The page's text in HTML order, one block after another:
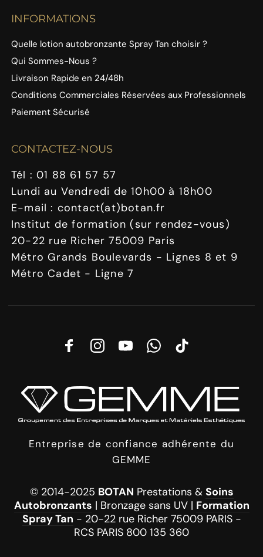
INFORMATIONS
Quelle lotion autobronzante Spray Tan choisir ?
Qui Sommes-Nous ?
Livraison Rapide en 24/48h
Conditions Commerciales Réservées aux Professionnels
Paiement Sécurisé
CONTACTEZ-NOUS
Tél : 01 88 61 57 57
Lundi au Vendredi de 10h00 à 18h00
E-mail : contact(at)botan.fr
Institut de formation (sur rendez-vous)
20-22 rue Richer 75009 Paris
Métro Grands Boulevards - Lignes 8 et 9
Métro Cadet - Ligne 7
Entreprise de confiance adhérente du
GEMME
© 2014-2025 BOTAN Prestations & Soins
Autobronzants | Bronzage sans UV | Formation
Spray Tan - 20-22 rue Richer 75009 PARIS -
RCS PARIS 800 135 360